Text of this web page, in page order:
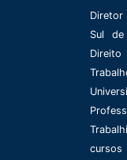
Diretor
Sul de
cursos